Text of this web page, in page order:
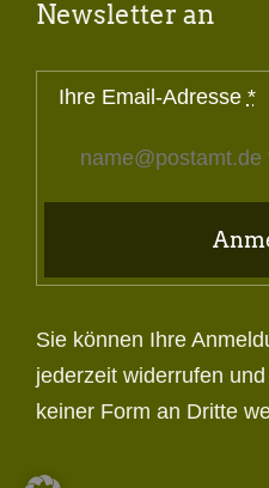
Newsletter an
Ihre Email-Adresse *
Sie können Ihre
jederzeit widerrufen
keiner Form an Dritte